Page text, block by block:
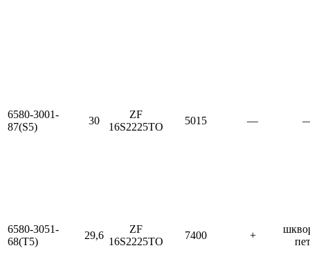
6580-3001-
87(S5)
30
ZF
16S2225TO
5015 —
6580-3051-
68(T5)
29,6
ZF
16S2225TO
7400 +